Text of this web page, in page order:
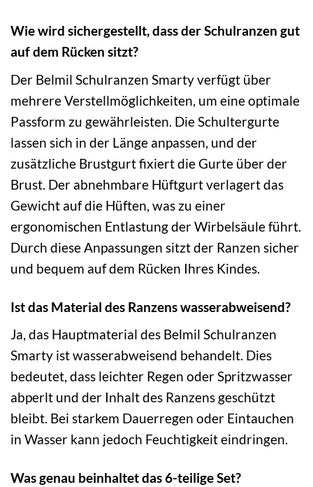
Wie wird sichergestellt, dass der Schulranzen gut
auf dem Rücken sitzt?
Der Belmil Schulranzen Smarty verfügt über
mehrere Verstellmöglichkeiten, um eine optimale
Passform zu gewährleisten. Die Schultergurte
lassen sich in der Länge anpassen, und der
zusätzliche Brustgurt fixiert die Gurte über der
Brust. Der abnehmbare Hüftgurt verlagert das
Gewicht auf die Hüften, was zu einer
ergonomischen Entlastung der Wirbelsäule führt.
Durch diese Anpassungen sitzt der Ranzen sicher
und bequem auf dem Rücken Ihres Kindes.
Ist das Material des Ranzens wasserabweisend?
Ja, das Hauptmaterial des Belmil Schulranzen
Smarty ist wasserabweisend behandelt. Dies
bedeutet, dass leichter Regen oder Spritzwasser
abperlt und der Inhalt des Ranzens geschützt
bleibt. Bei starkem Dauerregen oder Eintauchen
in Wasser kann jedoch Feuchtigkeit eindringen.
Was genau beinhaltet das 6-teilige Set?